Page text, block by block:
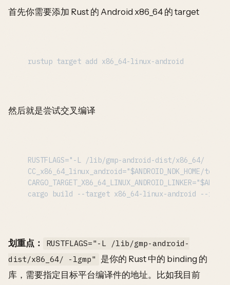
首先你需要添加 Rust 的 Android x86_64 的 target
然后就是尝试交叉编译
RUSTFLAGS="-L /lib/gmp-android-dist/x86_64/ -
划重点：
RUSTFLAGS="-L /lib/gmp-android-
dist/x86_64/ -lgmp"
是你的 Rust 中的 binding 的
库，需要指定目标平台编译件的地址。比如我目前